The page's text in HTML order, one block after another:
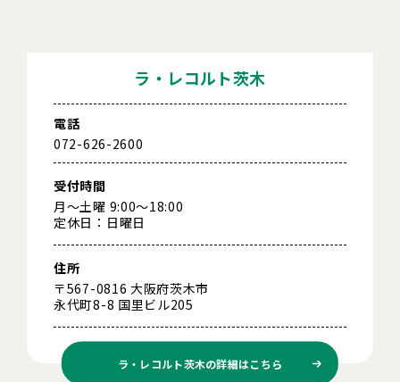
ラ・レコルト茨木
電話
072-626-2600
受付時間
月～土曜 9:00～18:00
定休日：日曜日
住所
〒567-0816 大阪府茨木市
永代町8-8 国里ビル205
ラ・レコルト茨木の詳細はこちら